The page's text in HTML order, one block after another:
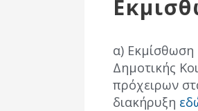
α)
Δημοτικής
πρόχειρων
διακήρυξη